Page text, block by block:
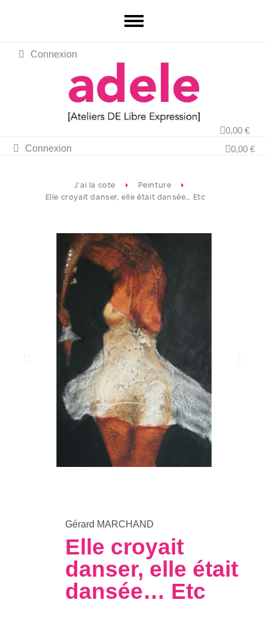
Connexion
0,00 €
Connexion
0,00 €
J'ai la cote
Peinture
Elle croyait danser, elle était dansée… Etc
Gérard MARCHAND
Elle croyait
danser, elle était
dansée… Etc